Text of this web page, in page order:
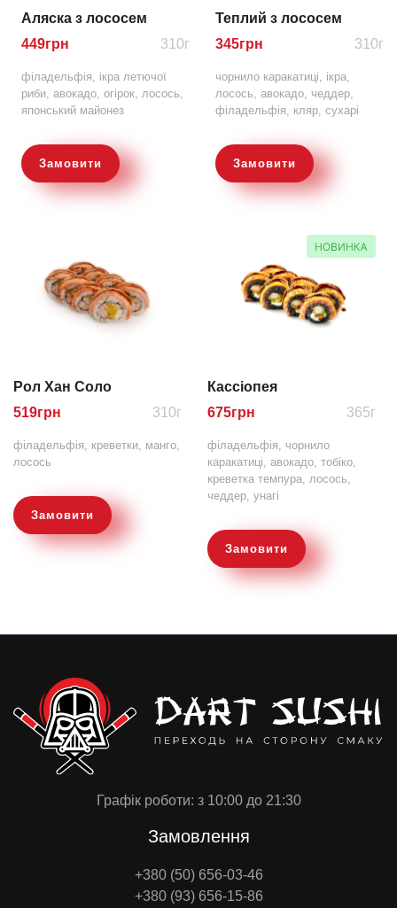
Аляска з лососем
449грн 310г
філадельфія, ікра летючої
риби, авокадо, огірок, лосось,
японський майонез
Замовити
Теплий з лососем
345грн 310г
чорнило каракатиці, ікра,
лосось, авокадо, чеддер,
філадельфія, кляр, сухарі
Замовити
Рол Хан Соло
519грн 310г
філадельфія, креветки, манго,
лосось
Замовити
Кассіопея
675грн 365г
філадельфія, чорнило
каракатиці, авокадо, тобіко,
креветка темпура, лосось,
чеддер, унагі
Замовити
Графік роботи: з 10:00 до 21:30
Замовлення
+380 (50) 656-03-46
+380 (93) 656-15-86